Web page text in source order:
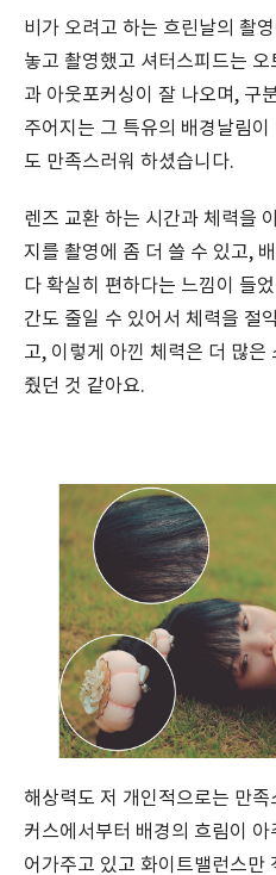
비가 오려고 하는 흐린날의 촬
놓고 촬영했고 셔터스피드는
과 아웃포커싱이 잘 나오며, 구
주어지는 그 특유의 배경날림
도 만족스러워 하셨습니다.
렌즈 교환 하는 시간과 체력을
지를 촬영에 좀 더 쓸 수 있고,
다 확실히 편하다는 느낌이 들
간도 줄일 수 있어서 체력을 절
고, 이렇게 아낀 체력은 더 많은
줬던 것 같아요.
해상력도 저 개인적으로는 만
커스에서부터 배경의 흐림이
어가주고 있고 화이트밸런스만